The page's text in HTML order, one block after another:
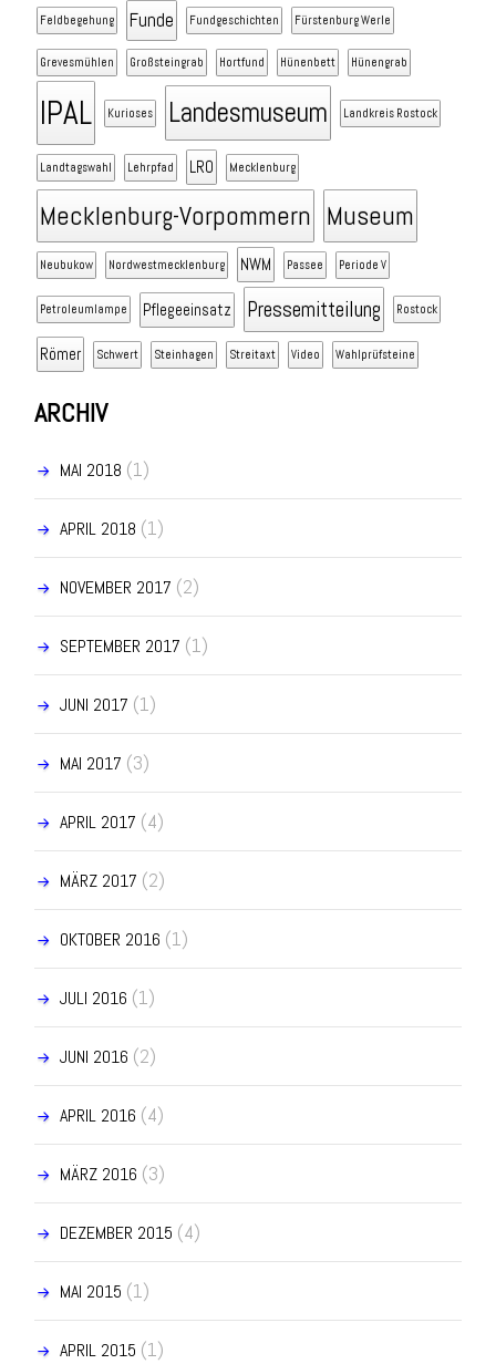
Feldbegehung Funde Fundgeschichten Fürstenburg Werle
Grevesmühlen Großsteingrab Hortfund Hünenbett Hünengrab
IPAL Kurioses Landesmuseum Landkreis Rostock
Landtagswahl Lehrpfad LRO Mecklenburg
Mecklenburg-Vorpommern Museum
Neubukow Nordwestmecklenburg NWM Passee Periode V
Petroleumlampe Pflegeeinsatz Pressemitteilung Rostock
Römer Schwert Steinhagen Streitaxt Video Wahlprüfsteine
ARCHIV
MAI 2018 (1)
APRIL 2018 (1)
NOVEMBER 2017 (2)
SEPTEMBER 2017 (1)
JUNI 2017 (1)
MAI 2017 (3)
APRIL 2017 (4)
MÄRZ 2017 (2)
OKTOBER 2016 (1)
JULI 2016 (1)
JUNI 2016 (2)
APRIL 2016 (4)
MÄRZ 2016 (3)
DEZEMBER 2015 (4)
MAI 2015 (1)
APRIL 2015 (1)